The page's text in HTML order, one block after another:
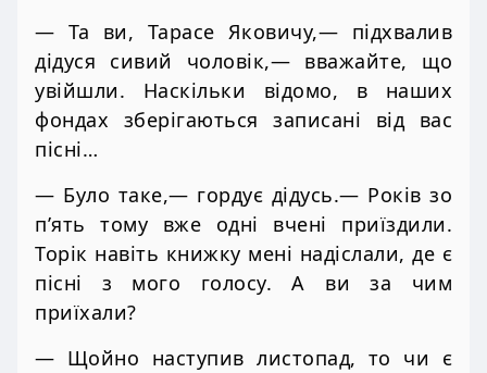
— Та ви, Тарасе Яковичу,— підхвалив
дідуся сивий чоловік,— вважайте, що
увійшли. Наскільки відомо, в наших
фондах зберігаються записані від вас
пісні…
— Було таке,— гордує дідусь.— Років зо
п’ять тому вже одні вчені приїздили.
Торік навіть книжку мені надіслали, де є
пісні з мого голосу. А ви за чим
приїхали?
— Щойно наступив листопад, то чи є